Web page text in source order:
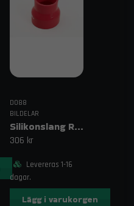
DO88
BILDELAR
Silikonslang Röd 3–4" (76–102mm)
306 kr
Levereras 1-16
dagar.
Lägg i varukorgen